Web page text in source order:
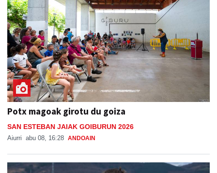
Potx magoak girotu du goiza
SAN ESTEBAN JAIAK GOIBURUN 2026
Aiurri abu 08, 16:28 ANDOAIN